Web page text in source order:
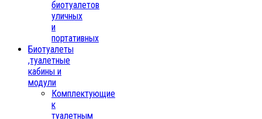
биотуалетов
уличных
и
портативных
Биотуалеты
,туалетные
кабины и
модули
Комплектующие
к
туалетным